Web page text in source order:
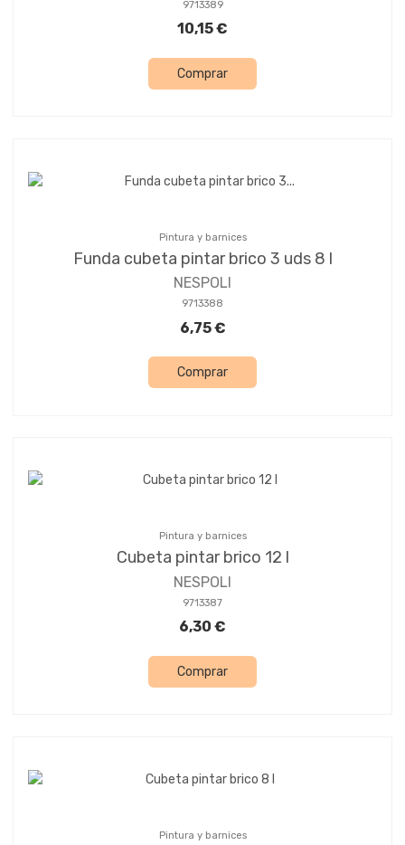
9713389
10,15 €
Comprar
Pintura y barnices
Funda cubeta pintar brico 3 uds 8 l
NESPOLI
9713388
6,75 €
Comprar
Pintura y barnices
Cubeta pintar brico 12 l
NESPOLI
9713387
6,30 €
Comprar
Pintura y barnices